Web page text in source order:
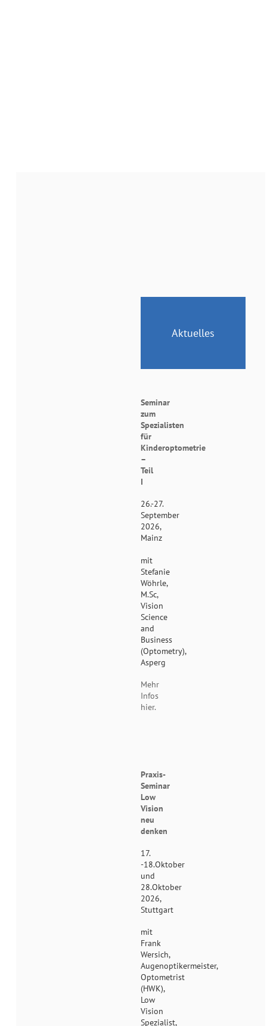
Aktuelles
Seminar
zum
Spezialisten
für
Kinderoptometrie
–
Teil
I
26.-27.
September
2026,
Mainz
mit
Stefanie
Wöhrle,
M.Sc,
Vision
Science
and
Business
(Optometry),
Asperg
Mehr
Infos
hier.
Praxis-
Seminar
Low
Vision
neu
denken
17.
-18.Oktober
und
28.Oktober
2026,
Stuttgart
mit
Frank
Wersich,
Augenoptikermeister,
Optometrist
(HWK),
Low
Vision
Spezialist,